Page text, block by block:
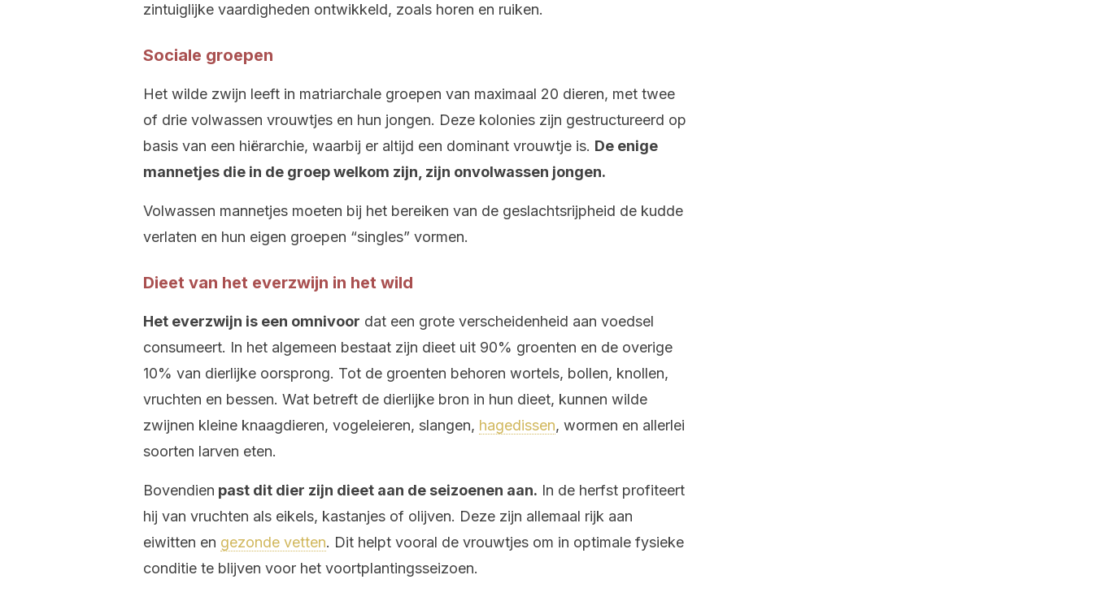
zintuiglijke vaardigheden ontwikkeld, zoals horen en ruiken.
Sociale groepen
Het wilde zwijn leeft in matriarchale groepen van maximaal 20 dieren, met twee
of drie volwassen vrouwtjes en hun jongen. Deze kolonies zijn gestructureerd op
basis van een hiërarchie, waarbij er altijd een dominant vrouwtje is. De enige
mannetjes die in de groep welkom zijn, zijn onvolwassen jongen.
Volwassen mannetjes moeten bij het bereiken van de geslachtsrijpheid de kudde
verlaten en hun eigen groepen “singles” vormen.
Dieet van het everzwijn in het wild
Het everzwijn is een omnivoor dat een grote verscheidenheid aan voedsel
consumeert. In het algemeen bestaat zijn dieet uit 90% groenten en de overige
10% van dierlijke oorsprong. Tot de groenten behoren wortels, bollen, knollen,
vruchten en bessen. Wat betreft de dierlijke bron in hun dieet, kunnen wilde
zwijnen kleine knaagdieren, vogeleieren, slangen, hagedissen, wormen en allerlei
soorten larven eten.
Bovendien past dit dier zijn dieet aan de seizoenen aan. In de herfst profiteert
hij van vruchten als eikels, kastanjes of olijven. Deze zijn allemaal rijk aan
eiwitten en gezonde vetten. Dit helpt vooral de vrouwtjes om in optimale fysieke
conditie te blijven voor het voortplantingsseizoen.